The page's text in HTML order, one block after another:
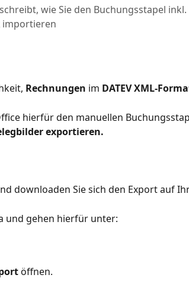
wie Sie den Buchungsstapel
importieren
Rechnungen im DATEV XML-
hierfür den manuellen
exportieren.
downloaden Sie sich den Export auf
und gehen hierfür unter:
öffnen.